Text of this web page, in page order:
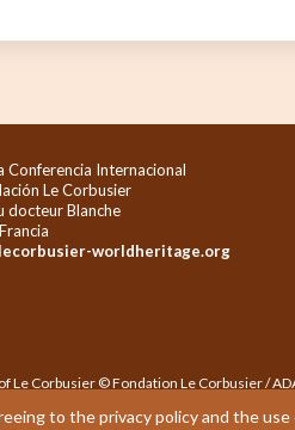
to the privacy policy and the
Conferencia Internacional
Le Corbusier
docteur Blanche
worldheritage.org
Le Corbusier © Fondation Le Corbusier /